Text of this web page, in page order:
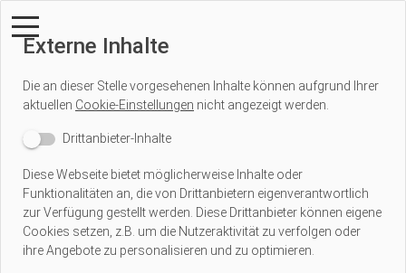
Externe Inhalte
Die an dieser Stelle vorgesehenen Inhalte können aufgrund Ihrer
aktuellen Cookie-Einstellungen nicht angezeigt werden.
Drittanbieter-Inhalte
Diese Webseite bietet möglicherweise Inhalte oder
Funktionalitäten an, die von Drittanbietern eigenverantwortlich
zur Verfügung gestellt werden. Diese Drittanbieter können eigene
Cookies setzen, z.B. um die Nutzeraktivität zu verfolgen oder
ihre Angebote zu personalisieren und zu optimieren.